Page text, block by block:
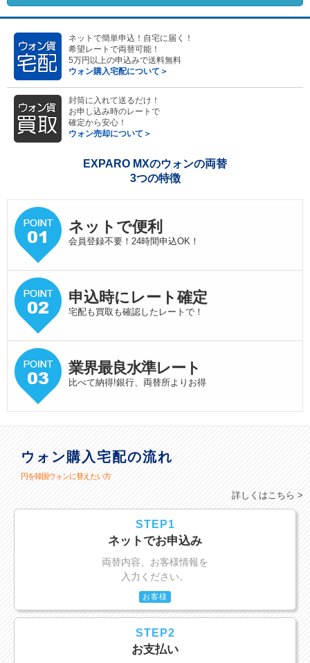
ネットで簡単申込！自宅に届く！
希望レートで両替可能！
5万円以上の申込みで送料無料
ウォン購入宅配について＞
封筒に入れて送るだけ！
お申し込み時のレートで
確定から安心！
ウォン売却について＞
EXPARO MXのウォンの両替
3つの特徴
ネットで便利
会員登録不要！24時間申込OK！
申込時にレート確定
宅配も買取も確認したレートで！
業界最良水準レート
比べて納得!銀行、両替所よりお得
ウォン購入宅配の流れ
円を韓国ウォンに替えたい方
詳しくはこちら >
STEP1
ネットでお申込み
両替内容、お客様情報を
入力ください。
お客様
STEP2
お支払い